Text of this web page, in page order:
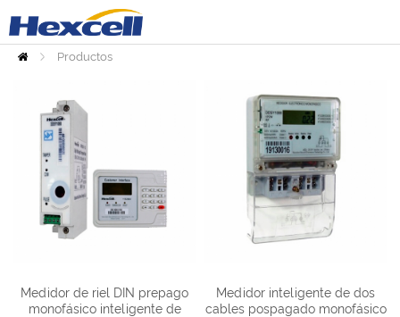
Inicio
Productos
Medidor de riel DIN prepago
monofásico inteligente de
Medidor inteligente de dos
cables pospagado monofásico